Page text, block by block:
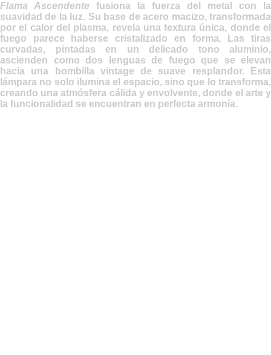
Flama Ascendente fusiona la fuerza del metal con la
suavidad de la luz. Su base de acero macizo, transformada
por el calor del plasma, revela una textura única, donde el
fuego parece haberse cristalizado en forma. Las tiras
curvadas, pintadas en un delicado tono aluminio,
ascienden como dos lenguas de fuego que se elevan
hacia una bombilla vintage de suave resplandor. Esta
lámpara no solo ilumina el espacio, sino que lo transforma,
creando una atmósfera cálida y envolvente, donde el arte y
la funcionalidad se encuentran en perfecta armonía.